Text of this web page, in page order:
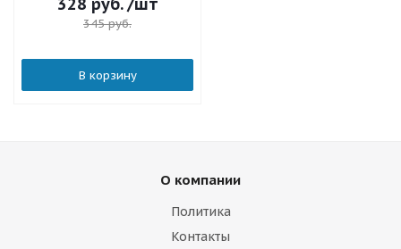
345руб.
В корзину
О компании
Политика
Контакты